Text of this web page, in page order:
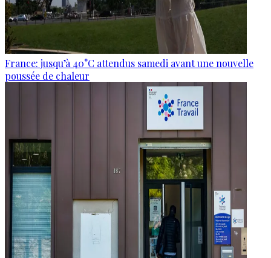
France: jusqu’à 40°C attendus samedi avant une nouvelle
poussée de chaleur